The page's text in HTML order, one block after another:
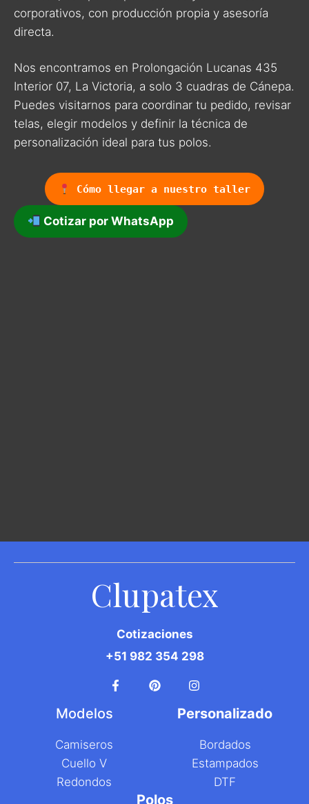
corporativos, con producción propia y asesoría
directa.
Nos encontramos en Prolongación Lucanas 435
Interior 07, La Victoria, a solo 3 cuadras de Cánepa.
Puedes visitarnos para coordinar tu pedido, revisar
telas, elegir modelos y definir la técnica de
personalización ideal para tus polos.
Cómo llegar a nuestro taller
Cotizar por WhatsApp
Clupatex
Cotizaciones
+51 982 354 298
Modelos
Camiseros
Cuello V
Redondos
Personalizado
Bordados
Estampados
DTF
Polos